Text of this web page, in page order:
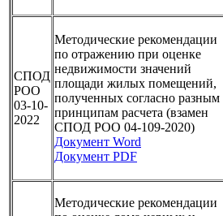
СПОД
РОО
03-10-
2022
Методические рекомендации
по отражению при оценке
недвижимости значений
площади жилых помещений,
полученных согласно разным
принципам расчета (взамен
СПОД РОО 04-109-2020)
Документ Word
Документ PDF
Методические рекомендации